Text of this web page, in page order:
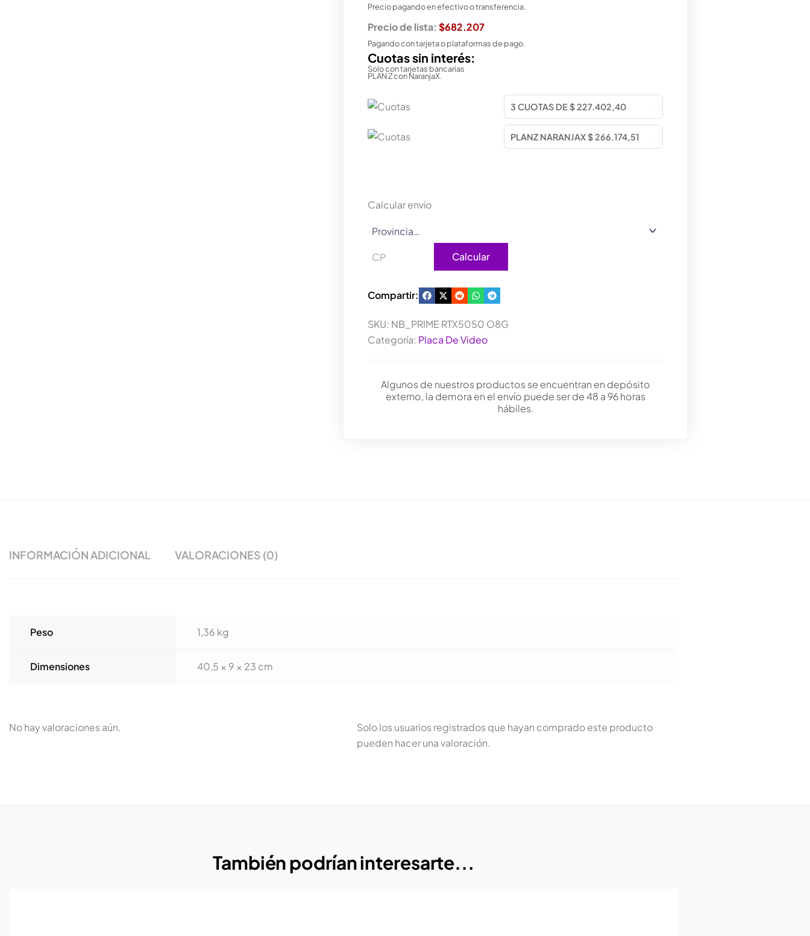
Precio pagando en efectivo o transferencia.
Precio de lista: $682.207
Pagando con tarjeta o plataformas de pago.
Cuotas sin interés:
Solo con tarjetas bancarias
PLAN Z con NaranjaX.
Calcular envío
Calcular
Compartir:
SKU: NB_PRIME RTX5050 O8G
Categoría: Placa De Video
Algunos de nuestros productos se encuentran en depósito
externo, la demora en el envío puede ser de 48 a 96 horas
hábiles.
INFORMACIÓN ADICIONAL VALORACIONES (0)
Peso 1,36 kg
Dimensiones 40,5 × 9 × 23 cm
No hay valoraciones aún.
Solo los usuarios registrados que hayan comprado este producto
pueden hacer una valoración.
También podrían interesarte...